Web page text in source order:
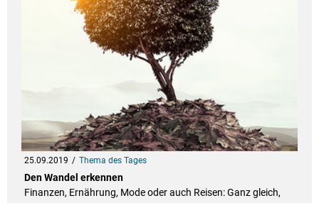
25.09.2019 Thema des Tages
Den Wandel erkennen
Finanzen, Ernährung, Mode oder auch Reisen: Ganz gleich,